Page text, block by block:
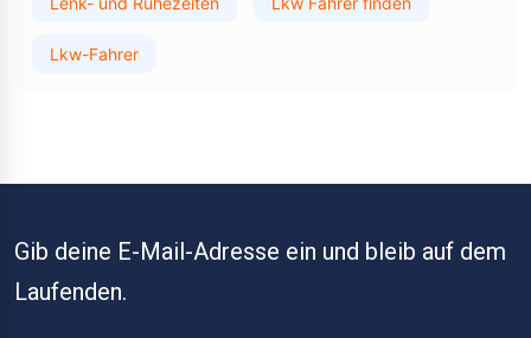
Lkw-Fahrer
Gib deine E-Mail-Adresse ein und bleib auf dem
Laufenden.